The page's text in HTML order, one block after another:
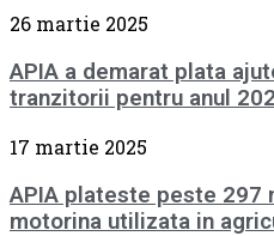
26 martie 2025
APIA a demarat plata
tranzitorii pentru anul
17 martie 2025
APIA plateste peste 297
motorina utilizata in